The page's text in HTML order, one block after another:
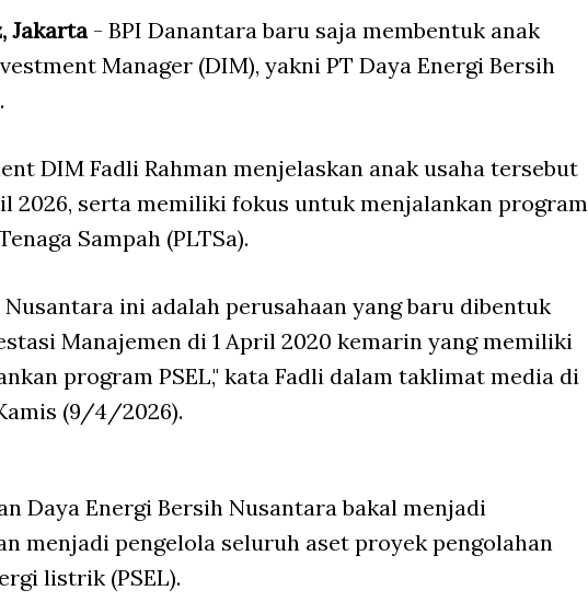
Jakarta- BPI Danantara baru saja membentuk anak
Manager (DIM), yakni PT Daya Energi Bersih
DIM Fadli Rahman menjelaskan anak usaha tersebut
2026, serta memiliki fokus untuk menjalankan program
Sampah (PLTSa).
Nusantara ini adalah perusahaan yang baru dibentuk
Manajemen di 1 April 2020 kemarin yang memiliki
program PSEL," kata Fadli dalam taklimat media di
(9/4/2026).
Daya Energi Bersih Nusantara bakal menjadi
menjadi pengelola seluruh aset proyek pengolahan
listrik (PSEL).